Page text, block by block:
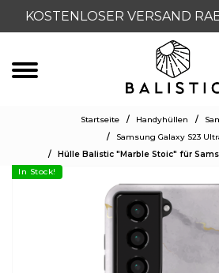
KOSTENLOSER VERSAND
Startseite / Handyhüllen /
/
Samsung Galaxy S23
/
Hülle Balistic "Marble Stoic" für
In Stock!